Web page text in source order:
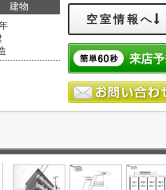
建物
空室情報へ